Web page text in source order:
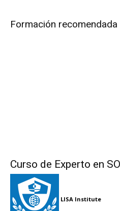
Formación recomendada
Curso de Experto en
LISA Institute